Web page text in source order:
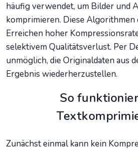
häufig verwendet, um Bilder und
komprimieren. Diese Algorithmen
Erreichen hoher
selektivem Qualitätsverlust. Per
unmöglich, die Originaldaten aus
Ergebnis wiederherzustellen.
So
Zunächst einmal kann kein